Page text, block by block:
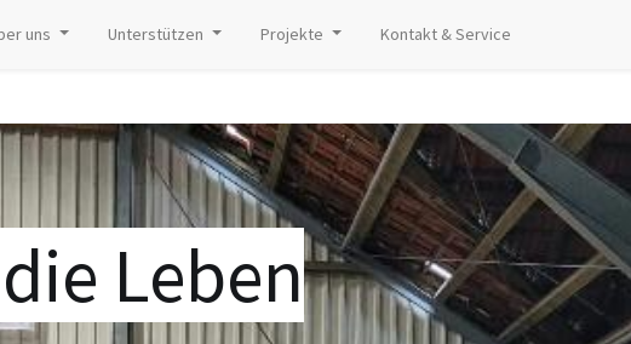
uns Unterstützen Projekte Kontakt & Service
Leben